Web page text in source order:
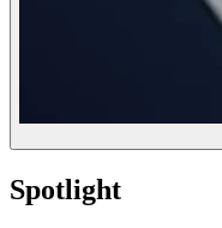
Spotlight